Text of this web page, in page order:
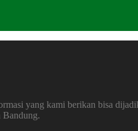
yang kami berikan bisa
Bandung.